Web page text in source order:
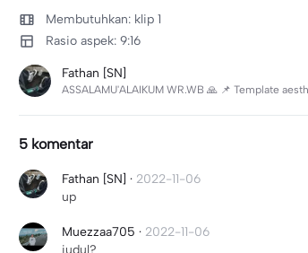
Membutuhkan: klip 1
Rasio aspek: 9:16
Fathan [SN]
ASSALAMU'ALAIKUM WR.WB 🙏 📌 Template
5 komentar
Fathan [SN] · 2022-11-06
up
Muezzaa705 · 2022-11-06
judul?